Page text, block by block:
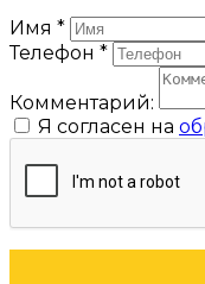
Имя *
Телефон *
Комментарий:
Я согласен на